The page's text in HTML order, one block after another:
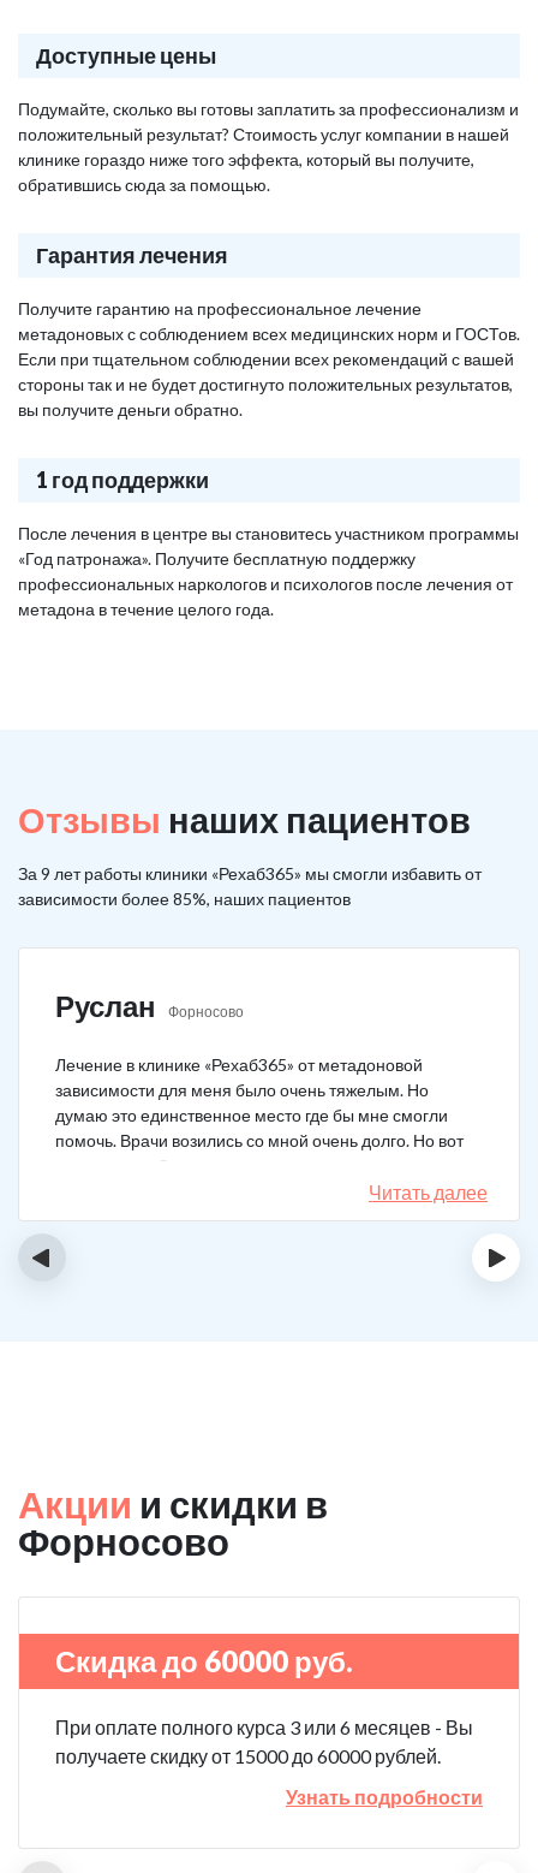
Доступные цены
Подумайте, сколько вы готовы заплатить за профессионализм и
положительный результат? Стоимость услуг компании в нашей
клинике гораздо ниже того эффекта, который вы получите,
обратившись сюда за помощью.
Гарантия лечения
Получите гарантию на профессиональное лечение
метадоновых с соблюдением всех медицинских норм и ГОСТов.
Если при тщательном соблюдении всех рекомендаций с вашей
стороны так и не будет достигнуто положительных результатов,
вы получите деньги обратно.
1 год поддержки
После лечения в центре вы становитесь участником программы
«Год патронажа». Получите бесплатную поддержку
профессиональных наркологов и психологов после лечения от
метадона в течение целого года.
Отзывы наших пациентов
За 9 лет работы клиники «Рехаб365» мы смогли избавить от
зависимости более 85%, наших пациентов
Руслан Форносово
Лечение в клинике «Рехаб365» от метадоновой
зависимости для меня было очень тяжелым. Но
думаю это единственное место где бы мне смогли
помочь. Врачи возились со мной очень долго. Но вот
теперь я уже 5 месяцев не принимаю наркотики.
Читать далее
‹ ›
Акции и скидки в
Форносово
Скидка до 60000 руб.
При оплате полного курса 3 или 6 месяцев - Вы
получаете скидку от 15000 до 60000 рублей.
Узнать подробности